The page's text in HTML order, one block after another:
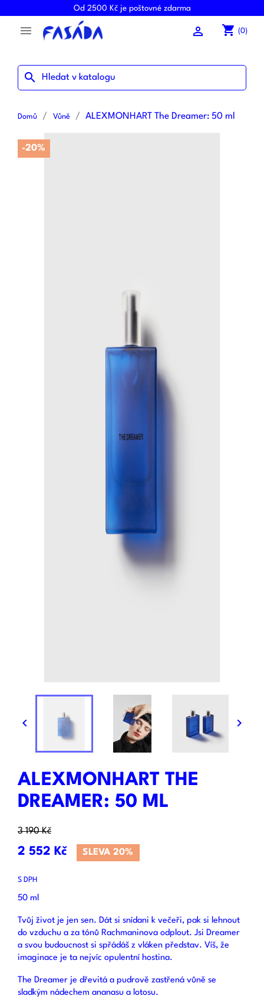
Od 2500 Kč je poštovné zdarma
 shopping_cart (0)

search
Domů Vůně ALEXMONHART The Dreamer: 50 ml
-20%
 
ALEXMONHART THE
DREAMER: 50 ML
3 190 Kč
2 552 Kč SLEVA 20%
S DPH
50 ml
Tvůj život je jen sen. Dát si snídani k večeři, pak si lehnout
do vzduchu a za tónů Rachmaninova odplout. Jsi Dreamer
a svou budoucnost si spřádáš z vláken představ. Víš, že
imaginace je ta nejvíc opulentní hostina.
The Dreamer je dřevitá a pudrově zastřená vůně se
sladkým nádechem ananasu a lotosu.